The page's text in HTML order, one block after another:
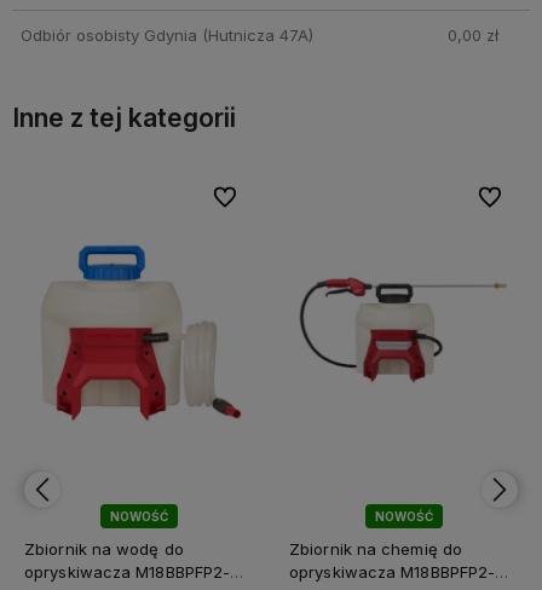
Odbiór osobisty Gdynia (Hutnicza 47A) 0,00 zł
Inne z tej kategorii
NOWOŚĆ
Zbiornik na wodę do
opryskiwacza M18BBPFP2-
Do ulubionych
Do ulubionych
NOWOŚĆ
Zbiornik na chemię do
opryskiwacza M18BBPFP2-
Do
Do